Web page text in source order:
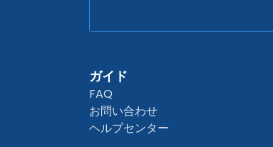
ガイド
FAQ
お問い合わせ
ヘルプセンター